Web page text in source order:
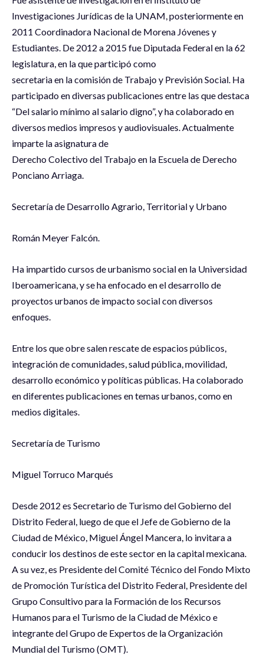
Investigaciones Jurídicas de la UNAM, posteriormente en
2011 Coordinadora Nacional de Morena Jóvenes y
Estudiantes. De 2012 a 2015 fue Diputada Federal en la 62
legislatura, en la que participó como
secretaria en la comisión de Trabajo y Previsión Social. Ha
participado en diversas publicaciones entre las que destaca
“Del salario mínimo al salario digno”, y ha colaborado en
diversos medios impresos y audiovisuales. Actualmente
imparte la asignatura de
Derecho Colectivo del Trabajo en la Escuela de Derecho
Ponciano Arriaga.
Secretaría de Desarrollo Agrario, Territorial y Urbano
Román Meyer Falcón.
Ha impartido cursos de urbanismo social en la Universidad
Iberoamericana, y se ha enfocado en el desarrollo de
proyectos urbanos de impacto social con diversos
enfoques.
Entre los que obre salen rescate de espacios públicos,
integración de comunidades, salud pública, movilidad,
desarrollo económico y políticas públicas. Ha colaborado
en diferentes publicaciones en temas urbanos, como en
medios digitales.
Secretaría de Turismo
Miguel Torruco Marqués
Desde 2012 es Secretario de Turismo del Gobierno del
Distrito Federal, luego de que el Jefe de Gobierno de la
Ciudad de México, Miguel Ángel Mancera, lo invitara a
conducir los destinos de este sector en la capital mexicana.
A su vez, es Presidente del Comité Técnico del Fondo Mixto
de Promoción Turística del Distrito Federal, Presidente del
Grupo Consultivo para la Formación de los Recursos
Humanos para el Turismo de la Ciudad de México e
integrante del Grupo de Expertos de la Organización
Mundial del Turismo (OMT).